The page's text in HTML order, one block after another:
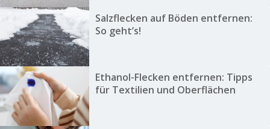
Salzflecken auf Böden entfernen:
So geht’s!
Ethanol-Flecken entfernen: Tipps
für Textilien und Oberflächen